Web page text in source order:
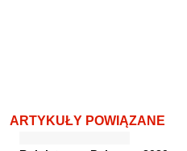
ARTYKUŁY POWIĄZANE